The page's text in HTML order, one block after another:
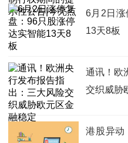
6月2日涨
13天8板
通讯！欧
交织威胁
港股异动